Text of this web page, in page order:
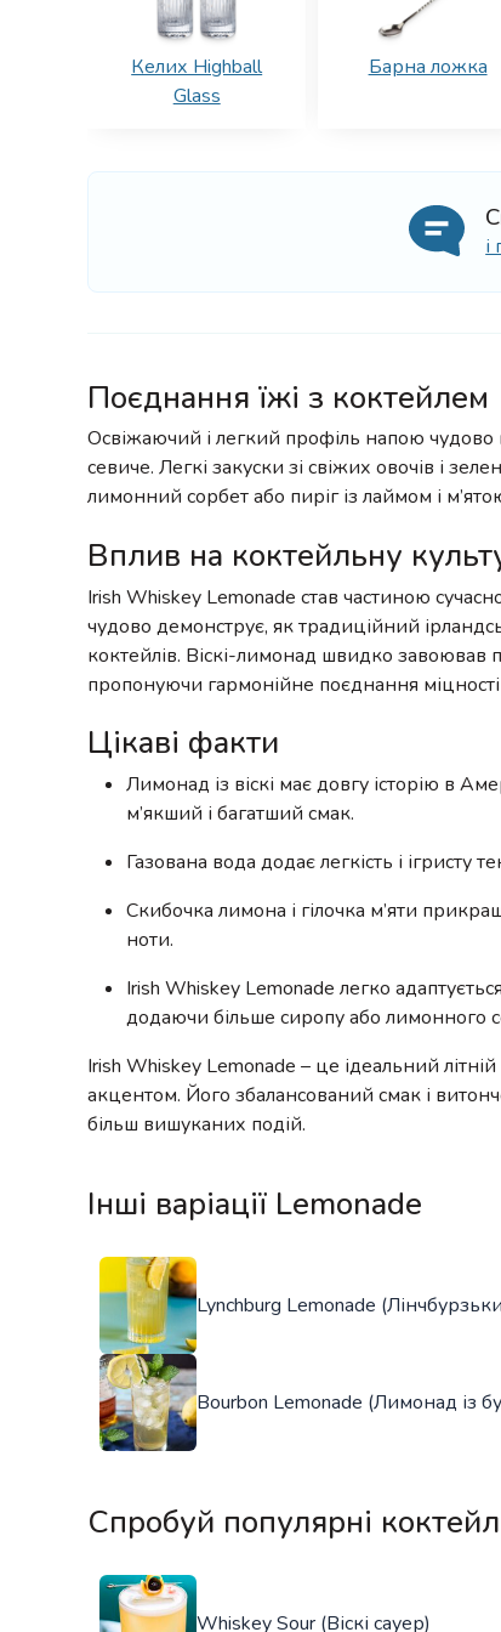
Келих Highball
Glass
Барна ложка
Поєднання їжі з коктейлем
Освіжаючий і легкий профіль напою
севиче. Легкі закуски зі свіжих овочів і
лимонний сорбет або пиріг із лаймом і
Вплив на коктейльну
Irish Whiskey Lemonade став частиною
чудово демонструє, як традиційний
коктейлів. Віскі-лимонад швидко завоював
пропонуючи гармонійне поєднання
Цікаві факти
Лимонад із віскі має довгу історію в
м’якший і багатший смак.
Газована вода додає легкість і ігристу
Скибочка лимона і гілочка м’яти
ноти.
Irish Whiskey Lemonade легко
додаючи більше сиропу або лимонного
Irish Whiskey Lemonade – це ідеальний
акцентом. Його збалансований смак і
більш вишуканих подій.
Інші варіації Lemonade
Lynchburg Lemonade
Bourbon Lemonade (Лимонад із
Спробуй популярні
Whiskey Sour (Віскі сауер)